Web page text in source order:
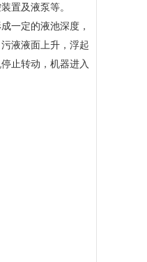
置及液泵等。
一定的液池深度，
液液面上升，浮起
止转动，机器进入